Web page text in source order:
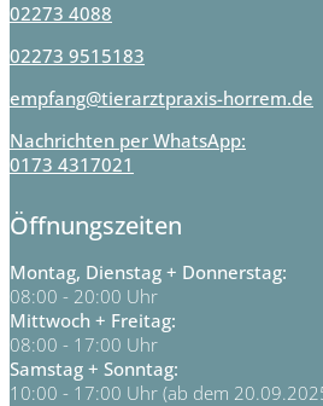
02273 4088
02273 9515183
empfang@tierarztpraxis-horrem.de
Nachrichten per WhatsApp:
0173 4317021
Öffnungszeiten
Montag, Dienstag + Donnerstag:
08:00 - 20:00 Uhr
Mittwoch + Freitag:
08:00 - 17:00 Uhr
Samstag + Sonntag:
10:00 - 17:00 Uhr (ab dem